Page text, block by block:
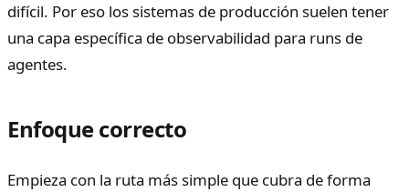
difícil. Por eso los sistemas de producción suelen tener
una capa específica de observabilidad para runs de
agentes.
Enfoque correcto
Empieza con la ruta más simple que cubra de forma